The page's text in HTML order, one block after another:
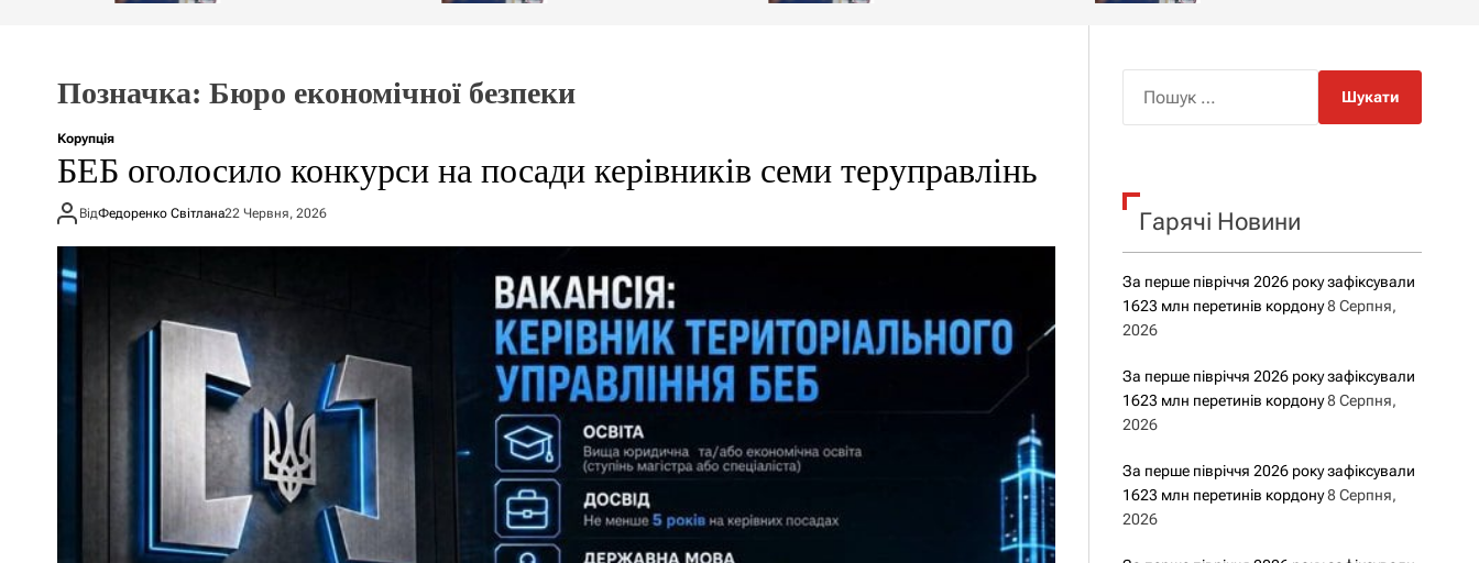
о
в
о
г
у
Позначка: Бюро економічної безпеки
Корупція
БЕБ оголосило конкурси на посади керівників семи теруправлінь
ВідФедоренко Світлана22 Червня, 2026
к
Гарячі Новини
За перше півріччя 2026 року зафіксували
1623 млн перетинів кордону 8 Серпня,
2026
За перше півріччя 2026 року зафіксували
1623 млн перетинів кордону 8 Серпня,
2026
За перше півріччя 2026 року зафіксували
1623 млн перетинів кордону 8 Серпня,
2026